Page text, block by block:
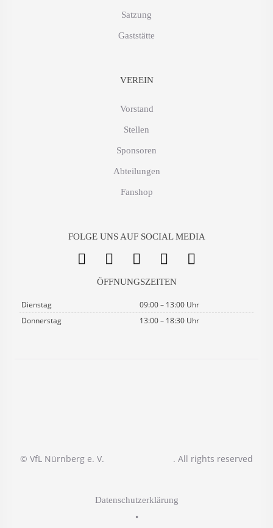
Satzung
Gaststätte
VEREIN
Vorstand
Stellen
Sponsoren
Abteilungen
Fanshop
FOLGE UNS AUF SOCIAL MEDIA
ÖFFNUNGSZEITEN
Dienstag
09:00 – 13:00 Uhr
Donnerstag
13:00 – 18:30 Uhr
© VfL Nürnberg e. V. . All rights reserved
Datenschutzerklärung
•